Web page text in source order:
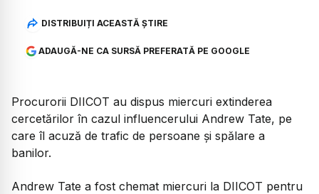
DISTRIBUIȚI ACEASTĂ ȘTIRE
ADAUGĂ-NE CA SURSĂ PREFERATĂ PE GOOGLE
Procurorii DIICOT au dispus miercuri extinderea
cercetărilor în cazul influencerului Andrew Tate, pe
care îl acuză de trafic de persoane și spălare a
banilor.
Andrew Tate a fost chemat miercuri la DIICOT pentru